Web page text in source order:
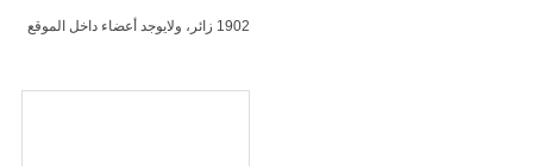
1902 زائر، ولايوجد أعضاء داخل الموقع